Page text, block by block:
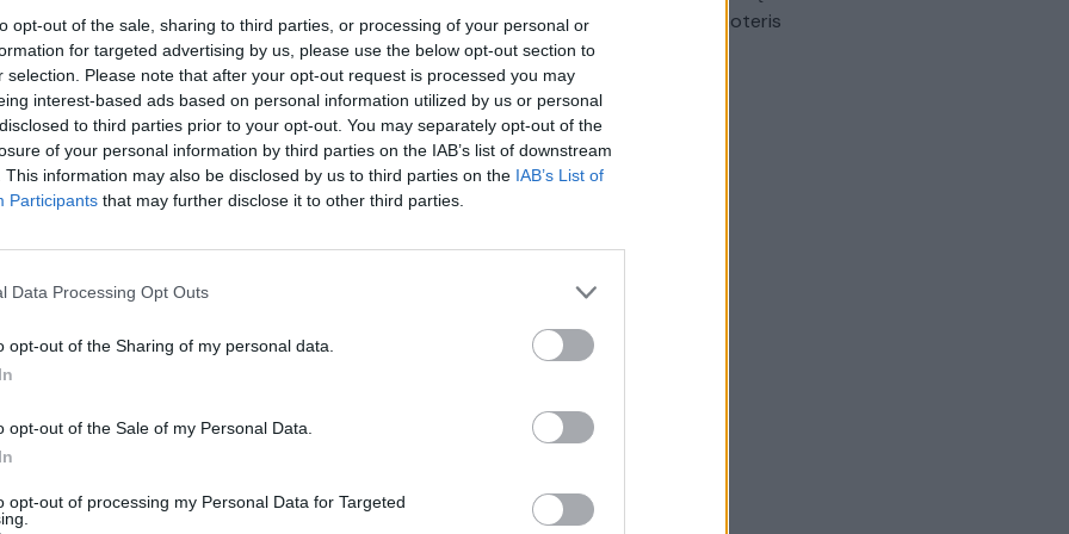
opt-out of the sale, sharing to third parties, or processing of your personal or
for targeted advertising by us, please use the below opt-out section to
selection. Please note that after your opt-out request is processed you may
interest-based ads based on personal information utilized by us or personal
to third parties prior to your opt-out. You may separately opt-out of the
of your personal information by third parties on the IAB’s list of downstream
This information may also be disclosed by us to third parties on the IAB’s List of
Participants that may further disclose it to other third parties.
Data Processing Opt Outs
opt-out of the Sharing of my personal data.
opt-out of the Sale of my Personal Data.
opt-out of processing my Personal Data for Targeted
covid-19 testai koronavirusas
Savaitgalis bus ramus ir saulėtas: lietaus
Žinios Orai
00:15:25
Ruošiantis naujiems mokslo metams –
automobilis sužalojo dvi moteris
Žinios Lietuvos diena